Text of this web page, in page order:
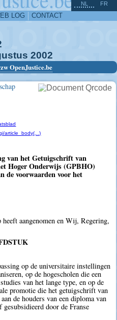
LOG CONTACT
NL FR
2002
OpenJustice.be
article_body(...)
van het Getuigschrift van
Hoger Onderwijs (GPBHO)
de voorwaarden voor het
heeft aangenomen en Wij, Regering,
op de universitaire instellingen
op de hogescholen die een
van het lange type, en op de
promotie die het getuigschrift van
de houders van een diploma van
door de Franse
^